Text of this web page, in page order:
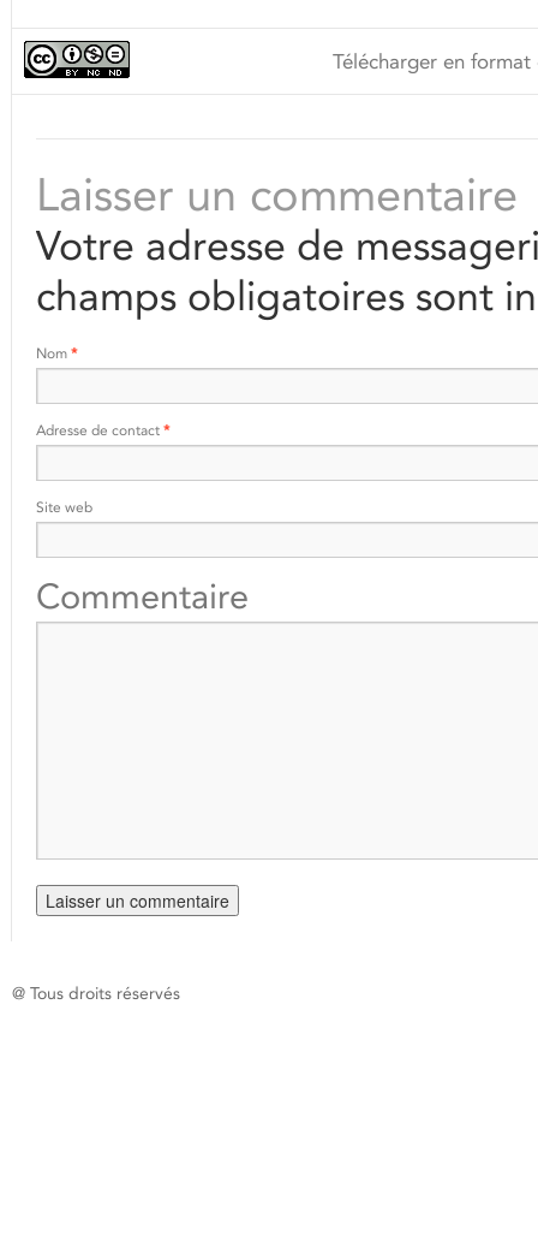
Télécharger en
Laisser un commentaire
Votre adresse de
champs obligatoires sont
Nom *
Adresse de contact *
Site web
Commentaire
@ Tous droits réservés